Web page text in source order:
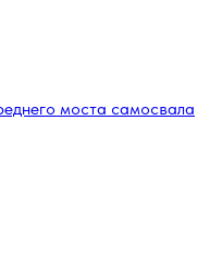
моста самосвала